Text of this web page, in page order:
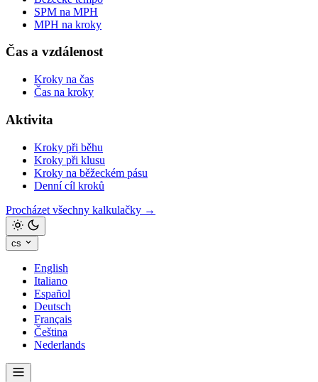
SPM na MPH
MPH na kroky
Čas a vzdálenost
Kroky na čas
Čas na kroky
Aktivita
Kroky při běhu
Kroky při klusu
Kroky na běžeckém pásu
Denní cíl kroků
Procházet všechny kalkulačky →
cs
English
Italiano
Español
Deutsch
Français
Čeština
Nederlands